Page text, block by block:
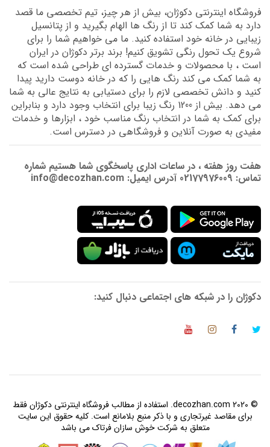
فروشگاه اینترنتی دکوژان، بیش از هر چیز، تیم تخصصی ما قصد
دارد به شما کمک کند تا از رنگ ها الهام بگیرید و از پتانسیل
زیبایی در خانه خود استفاده کنید. ما می خواهیم شما را برای
شروع یک تحول رنگی تشویق کنیم! برند برتر دکوژان در ایران
است ، با محصولات و خدمات گسترده ای طراحی شده است که
به شما کمک می کند رنگ هایی را که در خانه دوست دارید پیدا
کنید و دانش تخصصی لازم را برای دستیابی به نتایج عالی به شما
می دهد. بیش از 1200 رنگ زیبا برای انتخاب وجود دارد و بنابراین
برای کمک به شما در انتخاب رنگ مناسب خود ، ابزارها و خدمات
مفیدی به صورت آنلاین و فروشگاهی در دسترس است.
هفت روز هفته ، در ساعات اداری پاسخگوی شما هستیم شماره
تماس: 02177976009 آدرس ایمیل: info@decozhan.com
دکوژان را در شبکه های اجتماعی دنبال کنید:
© 2020 decozhan.com. استفاده از مطالب فروشگاه اینترنتی دکوژان فقط
برای مقاصد غیرتجاری و با ذکر منبع بلامانع است. کلیه حقوق این سایت
متعلق به شرکت خوش سازان فرتاک می باشد